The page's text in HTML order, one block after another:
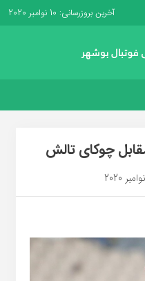
آخرین بروزرسانی: 10 نوامبر 2020
چوکای تالش